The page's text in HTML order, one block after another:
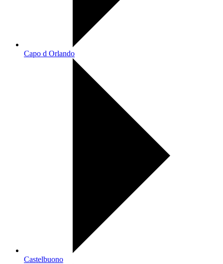
Capo d Orlando
Castelbuono